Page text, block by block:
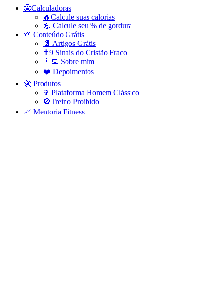
🤓Calculadoras
🔥Calcule suas calorias
💪 Calcule seu % de gordura
🌱 Conteúdo Grátis
📄 Artigos Grátis
✝️9 Sinais do Cristão Fraco
👨‍💻 Sobre mim
❤️ Depoimentos
🚀 Produtos
✞ Plataforma Homem Clássico
🚫Treino Proibido
📈 Mentoria Fitness